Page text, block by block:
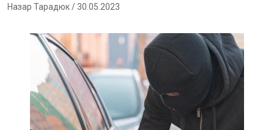
Назар Тарадюк/ 30.05.2023